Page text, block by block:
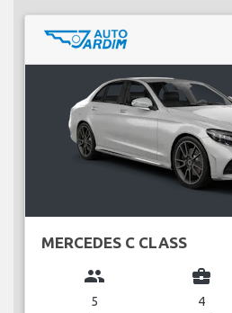
MERCEDES C CLASS
group
5
business_center
4